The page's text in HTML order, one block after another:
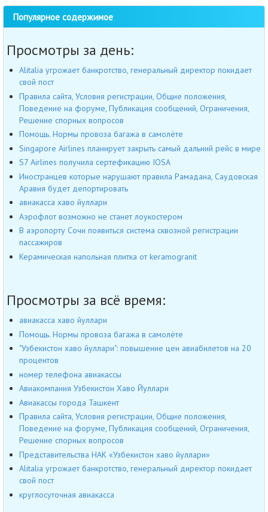
Популярное содержимое
Просмотры за день:
Alitalia угрожает банкротство, генеральный директор покидает
свой пост
Правила сайта, Условия регистрации, Общие положения,
Поведение на форуме, Публикация сообщений, Ограничения,
Решение спорных вопросов
Помощь. Нормы провоза багажа в самолёте
Singapore Airlines планирует закрыть самый дальний рейс в мире
S7 Airlines получила сертефикацию IOSA
Иностранцев которые нарушают правила Рамадана, Саудовская
Аравия будет депортировать
авиакасса хаво йуллари
Аэрофлот возможно не станет лоукостером
В аэропорту Сочи появиться система сквозной регистрации
пассажиров
Керамическая напольная плитка от keramogranit
Просмотры за всё время:
авиакасса хаво йуллари
Помощь. Нормы провоза багажа в самолёте
"Узбекистон хаво йуллари": повышение цен авиабилетов на 20
процентов
номер телефона авиакассы
Авиакомпания Узбекистон Хаво Йуллари
Авиакассы города Ташкент
Правила сайта, Условия регистрации, Общие положения,
Поведение на форуме, Публикация сообщений, Ограничения,
Решение спорных вопросов
Представительства НАК «Узбекистон хаво йуллари»
Alitalia угрожает банкротство, генеральный директор покидает
свой пост
круглосуточная авиакасса